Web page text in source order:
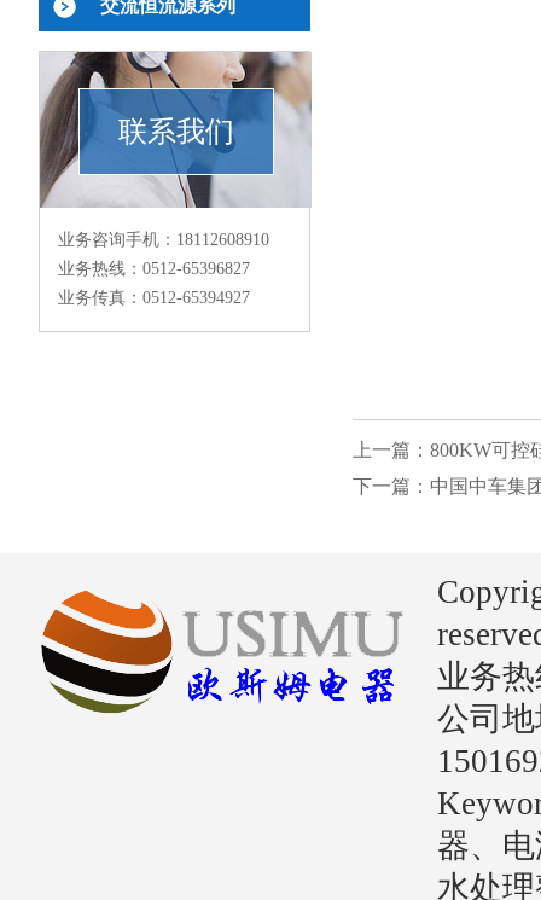
交流恒流源系列
联系我们
业务咨询手机：18112608910
业务热线：0512-65396827
业务传真：0512-65394927
上一篇：800KW可
下一篇：中国中车集
业务热
公司
器、
水处